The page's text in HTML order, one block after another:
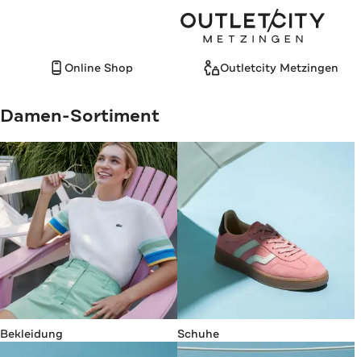
Outletcity Metzingen
Online Shop Outletcity Metzingen
Kinder
Damen-Sortiment
Bekleidung Schuhe